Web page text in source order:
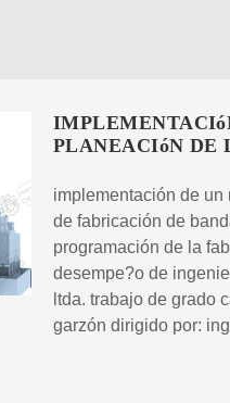
PLANEACIóN DE
implementación de
de fabricación de
programación de la
desempe?o de
ltda. trabajo de grado
garzón dirigido por: